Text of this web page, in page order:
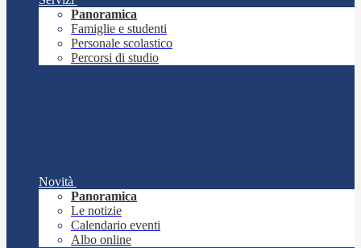
Panoramica
Famiglie e studenti
Personale scolastico
Percorsi di studio
Novità
Panoramica
Le notizie
Calendario eventi
Albo online